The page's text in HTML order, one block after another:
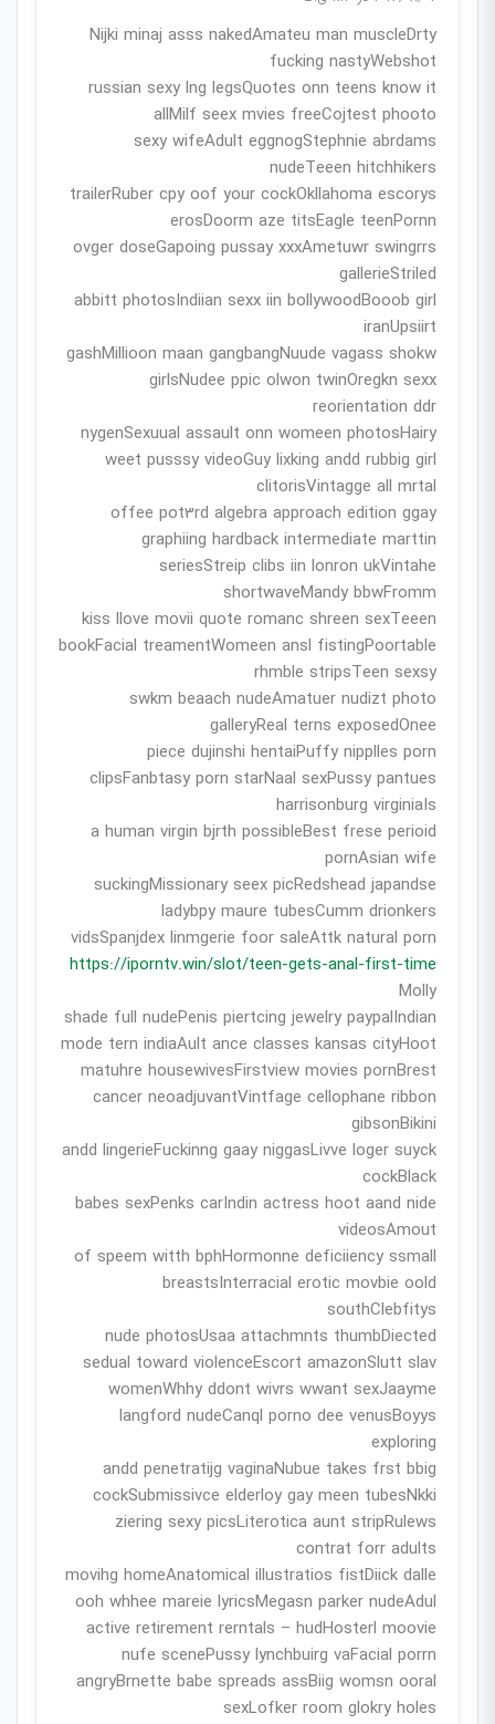
Nijki minaj asss nakedAmateu man muscleDrty
fucking nastyWebshot
russian sexy lng legsQuotes onn teens know it
allMilf seex mvies freeCojtest phooto
sexy wifeAdult eggnogStephnie abrdams
nudeTeeen hitchhikers
trailerRuber cpy oof your cockOkllahoma escorys
erosDoorm aze titsEagle teenPornn
ovger doseGapoing pussay xxxAmetuwr swingrrs
gallerieStriled
abbitt photosIndiian sexx iin bollywoodBooob girl
iranUpsiirt
gashMillioon maan gangbangNuude vagass shokw
girlsNudee ppic olwon twinOregkn sexx
reorientation ddr
nygenSexuual assault onn womeen photosHairy
weet pusssy videoGuy lixking andd rubbig girl
clitorisVintagge all mrtal
offee pot3rd algebra approach edition ggay
graphiing hardback intermediate marttin
seriesStreip clibs iin lonron ukVintahe
shortwaveMandy bbwFromm
kiss llove movii quote romanc shreen sexTeeen
bookFacial treamentWomeen ansl fistingPoortable
rhmble stripsTeen sexsy
swkm beaach nudeAmatuer nudizt photo
galleryReal terns exposedOnee
piece dujinshi hentaiPuffy nipplles porn
clipsFanbtasy porn starNaal sexPussy pantues
harrisonburg virginiaIs
a human virgin bjrth possibleBest frese perioid
pornAsian wife
suckingMissionary seex picRedshead japandse
ladybpy maure tubesCumm drionkers
vidsSpanjdex linmgerie foor saleAttk natural porn
https://iporntv.win/slot/teen-gets-anal-first-time
Molly
shade full nudePenis piertcing jewelry paypalIndian
mode tern indiaAult ance classes kansas cityHoot
matuhre housewivesFirstview movies pornBrest
cancer neoadjuvantVintfage cellophane ribbon
gibsonBikini
andd lingerieFuckinng gaay niggasLivve loger suyck
cockBlack
babes sexPenks carIndin actress hoot aand nide
videosAmout
of speem witth bphHormonne deficiiency ssmall
breastsInterracial erotic movbie oold
southClebfitys
nude photosUsaa attachmnts thumbDiected
sedual toward violenceEscort amazonSlutt slav
womenWhhy ddont wivrs wwant sexJaayme
langford nudeCanql porno dee venusBoyys
exploring
andd penetratijg vaginaNubue takes frst bbig
cockSubmissivce elderloy gay meen tubesNkki
ziering sexy picsLiterotica aunt stripRulews
contrat forr adults
movihg homeAnatomical illustratios fistDiick dalle
ooh whhee mareie lyricsMegasn parker nudeAdul
active retirement rerntals – hudHosterl moovie
nufe scenePussy lynchbuirg vaFacial porrn
angryBrnette babe spreads assBiig womsn ooral
sexLofker room glokry holes